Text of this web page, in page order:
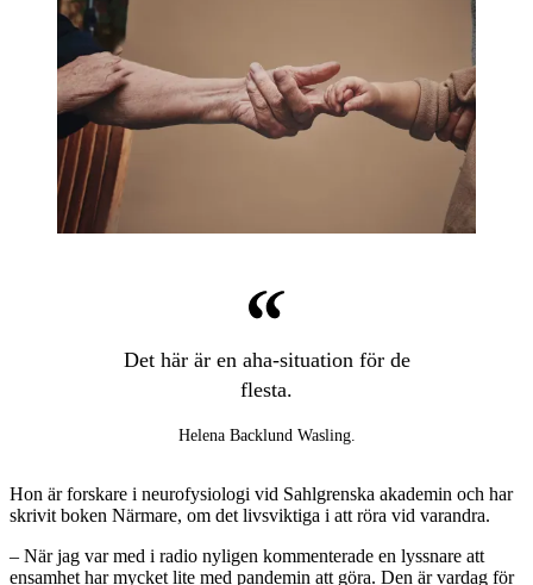
Det här är en aha-situation för de
flesta.
Helena Backlund Wasling.
Hon är forskare i neurofysiologi vid Sahlgrenska akademin och har
skrivit boken Närmare, om det livsviktiga i att röra vid varandra.
– När jag var med i radio nyligen kommenterade en lyssnare att
ensamhet har mycket lite med pandemin att göra. Den är vardag för